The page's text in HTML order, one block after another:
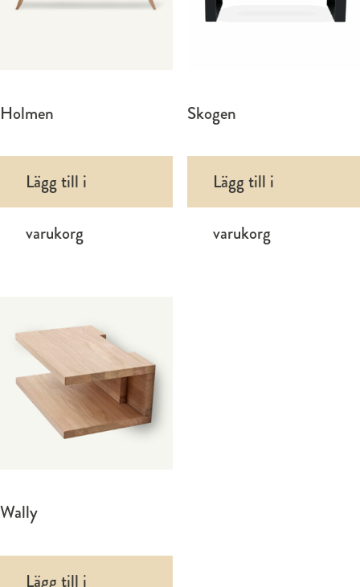
Holmen
Lägg till i
varukorg
Skogen
Lägg till i
varukorg
Wally
Lägg till i